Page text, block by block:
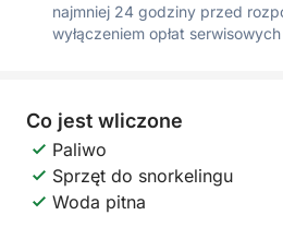
najmniej 24 godziny przed
wyłączeniem opłat
Co jest wliczone
Paliwo
Sprzęt do snorkelingu
Woda pitna